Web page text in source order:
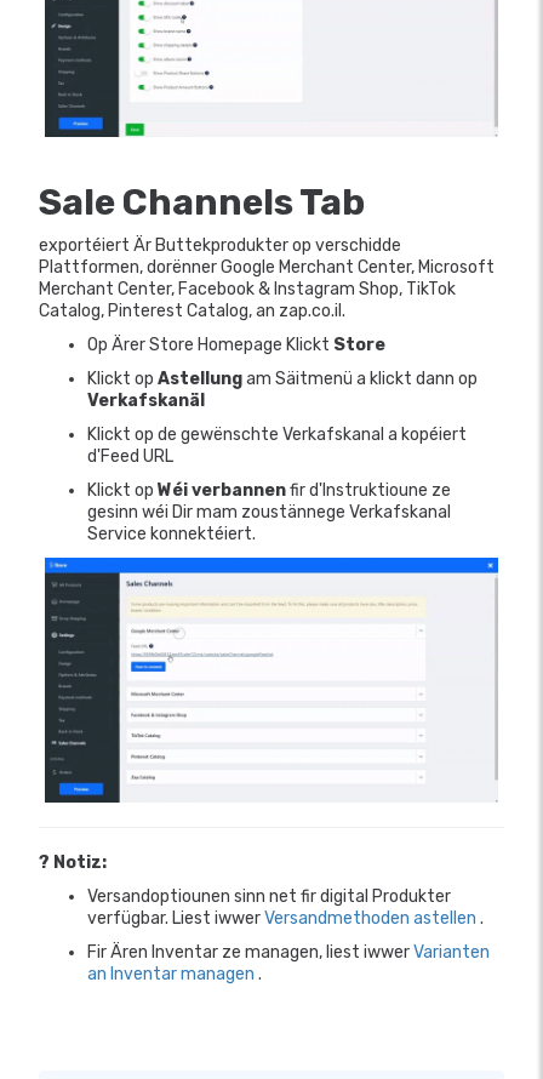
Sale Channels Tab
exportéiert Är Buttekprodukter op verschidde
Plattformen, dorënner Google Merchant Center, Microsoft
Merchant Center, Facebook & Instagram Shop, TikTok
Catalog, Pinterest Catalog, an zap.co.il.
Op Ärer Store Homepage Klickt Store
Klickt op Astellungam Säitmenü a klickt dann op
Verkafskanäl
Klickt op de gewënschte Verkafskanal a kopéiert
d'Feed URL
Klickt op Wéi verbannenfir d'Instruktioune ze
gesinn wéi Dir mam zoustännege Verkafskanal
Service konnektéiert.
? Notiz:
Versandoptiounen sinn net fir digital Produkter
verfügbar. Liest iwwerVersandmethoden astellen .
Fir Ären Inventar ze managen, liest iwwerVarianten
an Inventar managen .